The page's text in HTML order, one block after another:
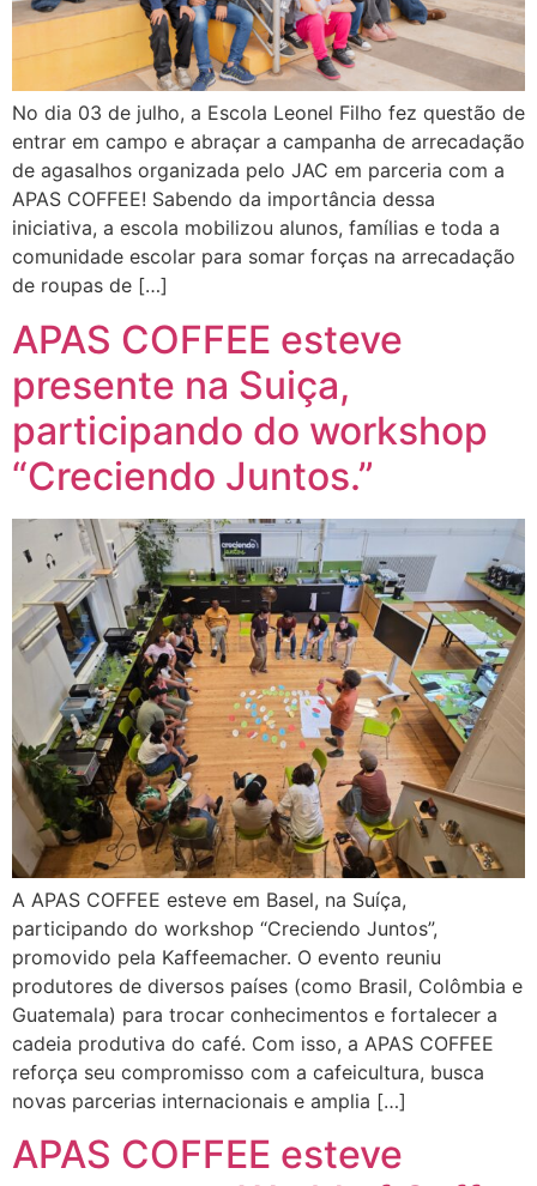
No dia 03 de julho, a Escola Leonel Filho fez questão de
entrar em campo e abraçar a campanha de arrecadação
de agasalhos organizada pelo JAC em parceria com a
APAS COFFEE! Sabendo da importância dessa
iniciativa, a escola mobilizou alunos, famílias e toda a
comunidade escolar para somar forças na arrecadação
de roupas de […]
APAS COFFEE esteve
presente na Suiça,
participando do workshop
“Creciendo Juntos.”
A APAS COFFEE esteve em Basel, na Suíça,
participando do workshop “Creciendo Juntos”,
promovido pela Kaffeemacher. O evento reuniu
produtores de diversos países (como Brasil, Colômbia e
Guatemala) para trocar conhecimentos e fortalecer a
cadeia produtiva do café. Com isso, a APAS COFFEE
reforça seu compromisso com a cafeicultura, busca
novas parcerias internacionais e amplia […]
APAS COFFEE esteve